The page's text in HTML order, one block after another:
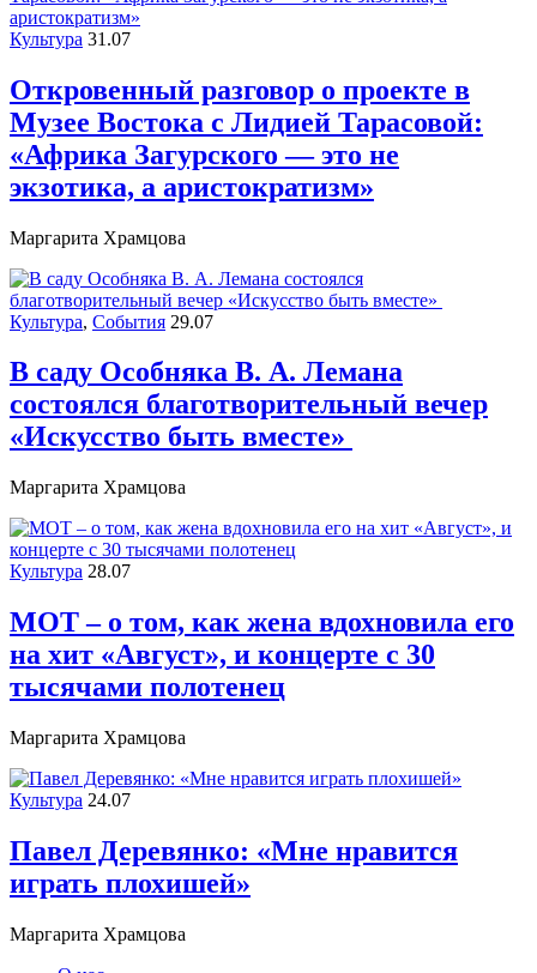
Культура 31.07
Откровенный разговор о проекте в
Музее Востока c Лидией Тарасовой:
«Африка Загурского — это не
экзотика, а аристократизм»
Маргарита Храмцова
Культура, События 29.07
В саду Особняка В. А. Лемана
состоялся благотворительный вечер
«Искусство быть вместе»
Маргарита Храмцова
Культура 28.07
МОТ – о том, как жена вдохновила его
на хит «Август», и концерте с 30
тысячами полотенец
Маргарита Храмцова
Культура 24.07
Павел Деревянко: «Мне нравится
играть плохишей»
Маргарита Храмцова